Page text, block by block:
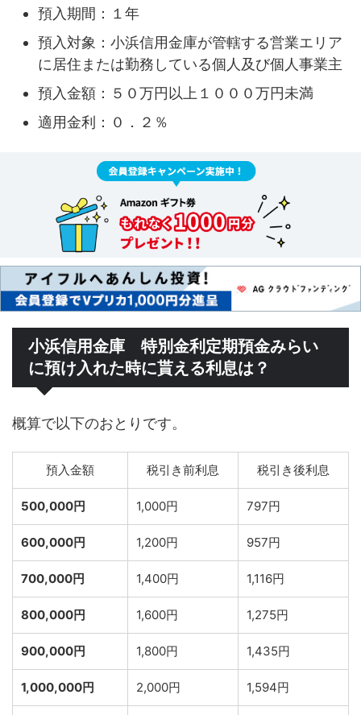
預入期間：１年
預入対象：小浜信用金庫が管轄する営業エリア
に居住または勤務している個人及び個人事業主
預入金額：５０万円以上１０００万円未満
適用金利：０．２％
小浜信用金庫 特別金利定期預金みらい
に預け入れた時に貰える利息は？
概算で以下のおとりです。
預入金額 税引き前利息 税引き後利息
500,000円 1,000円 797円
600,000円 1,200円 957円
700,000円 1,400円 1,116円
800,000円 1,600円 1,275円
900,000円 1,800円 1,435円
1,000,000円 2,000円 1,594円